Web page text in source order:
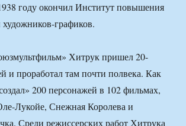
году окончил Институт повышения
графиков.
Хитрук пришел 20-
и проработал там почти полвека. Как
200 персонажей в 102 фильмах,
Лукойе, Снежная Королева и
Среди режиссерских работ Хитрука